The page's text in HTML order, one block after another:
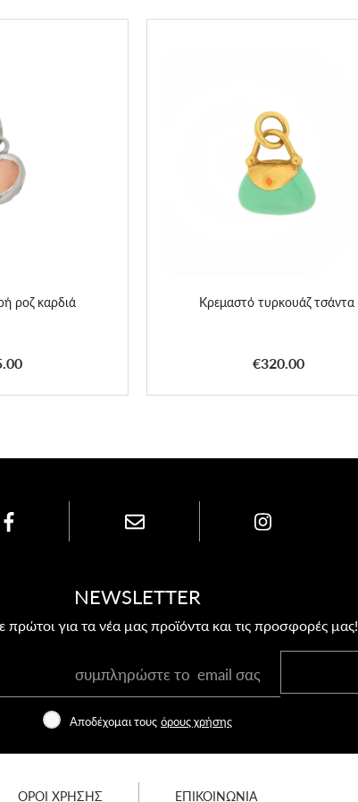
ροζ καρδιά Κρεμαστό τυρκουάζ τσάντα
€320.00
NEWSLETTER
πρώτοι για τα νέα μας προϊόντα και τις προσφορές μας!
Αποδέχομαι τους όρους χρήσης
ΟΡΟΙ ΧΡΗΣΗΣ ΕΠΙΚΟΙΝΩΝΙΑ